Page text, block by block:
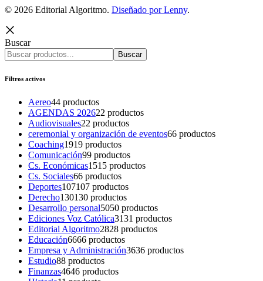
© 2026 Editorial Algoritmo. Diseñado por Lenny.
Buscar
Buscar
Filtros activos
Aereo44 productos
AGENDAS 202622 productos
Audiovisuales22 productos
ceremonial y organización de eventos66 productos
Coaching1919 productos
Comunicación99 productos
Cs. Económicas1515 productos
Cs. Sociales66 productos
Deportes107107 productos
Derecho130130 productos
Desarrollo personal5050 productos
Ediciones Voz Católica3131 productos
Editorial Algoritmo2828 productos
Educación6666 productos
Empresa y Administración3636 productos
Estudio88 productos
Finanzas4646 productos